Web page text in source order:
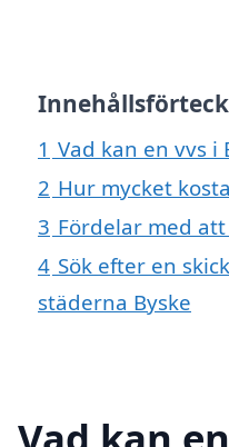
1 Vad kan en vvs i
2 Hur mycket
3 Fördelar med
4 Sök efter en
städerna Byske